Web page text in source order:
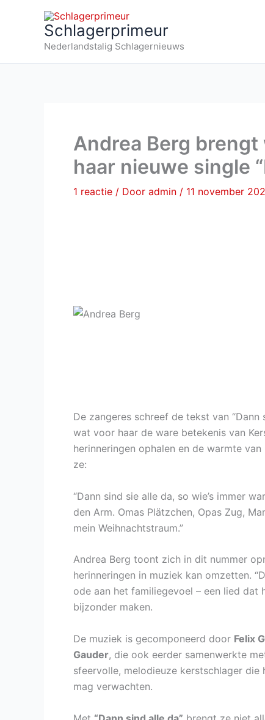
Schlagerprimeur
Nederlandstalig Schlagernieuws
Andrea Berg
haar nieuwe single
1 reactie / Door admin / 11 november
De zangeres schreef de tekst van
wat voor haar de ware betekenis van
herinneringen ophalen en de warmte
ze:
“Dann sind sie alle da, so wie’s immer
den Arm. Omas Plätzchen, Opas Zug,
mein Weihnachtstraum.”
Andrea Berg toont zich in dit nummer
herinneringen in muziek kan omzetten.
ode aan het familiegevoel – een lied
bijzonder maken.
De muziek is gecomponeerd door Felix
Gauder, die ook eerder samenwerkte
sfeervolle, melodieuze kerstschlager
mag verwachten.